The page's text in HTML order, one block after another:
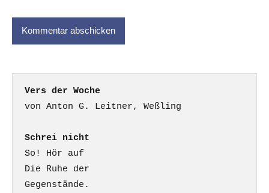
Vers der Woche
Schrei nicht
So! Hör auf
Die Ruhe der
Gegenstände.